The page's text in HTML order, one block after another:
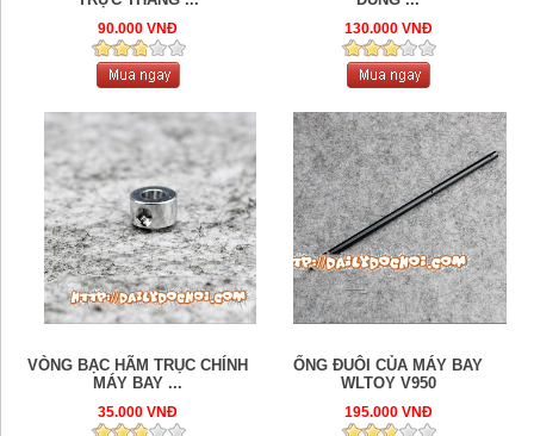
90.000 VNĐ 130.000 VNĐ
VÒNG BẠC HÃM TRỤC CHÍNH
MÁY BAY ...
35.000 VNĐ
ỐNG ĐUÔI CỦA MÁY BAY
WLTOY V950
195.000 VNĐ